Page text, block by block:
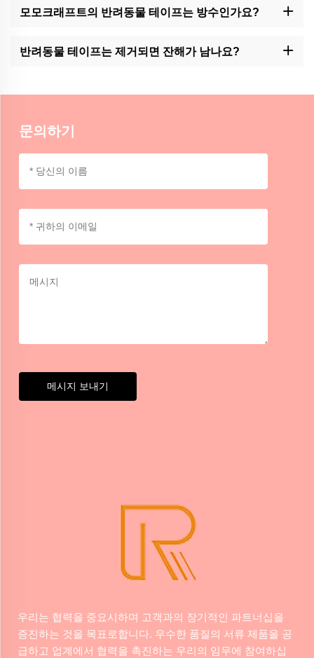
만 동물과 모든 종류의 접착제 사이의 접촉을 모니터링하는 것이 항
상 좋습니다.
모모크래프트의 반려동물 테이프는 방수인가요?
니다. 습기 에 노출 되거나 물 에 오랫동안 잠겨 있는 것 을 피 하십
시오.
반려동물 테이프는 제거되면 잔해가 남나요?
은 영역을 시도해보세요.
문의하기
메시지 보내기
우리는 협력을 중요시하며 고객과의 장기적인 파트너십을
증진하는 것을 목표로합니다. 우수한 품질의 서류 제품을 공
급하고 업계에서 협력을 촉진하는 우리의 임무에 참여하십